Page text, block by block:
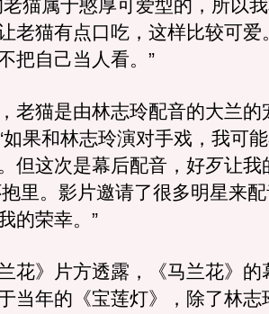
老猫属于憨厚可爱型的，所以
老猫有点口吃，这样比较可爱
把自己当人看。”
猫是由林志玲配音的大兰的
如果和林志玲演对手戏，我可
但这次是幕后配音，好歹让我
抱里。影片邀请了很多明星来
的荣幸。”
》片方透露，《马兰花》的
当年的《宝莲灯》，除了林志